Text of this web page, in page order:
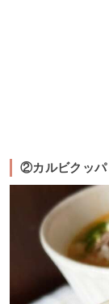
②カルビクッパ